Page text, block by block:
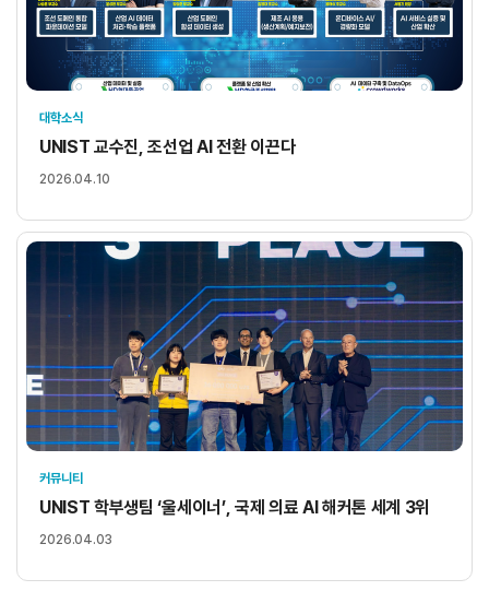
대학소식
UNIST 교수진, 조선업 AI 전환 이끈다
2026.04.10
커뮤니티
UNIST 학부생팀 ‘울세이너’, 국제 의료 AI 해커톤 세계 3위
2026.04.03